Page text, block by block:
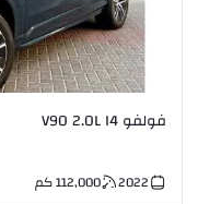
فولفو V90 2.0L I4
2022
112,000كم